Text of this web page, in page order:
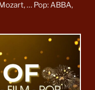
… Pop: ABBA,